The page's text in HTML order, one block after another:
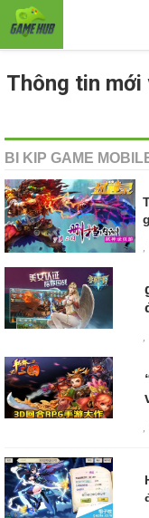
Thông tin mới
BI KIP GAME
,
,
,